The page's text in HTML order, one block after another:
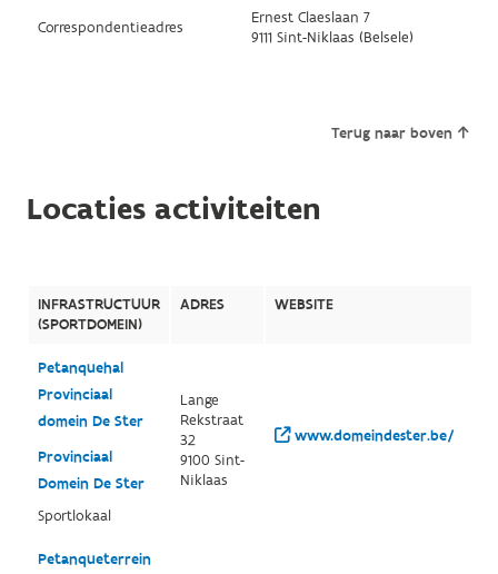
Correspondentieadres
Ernest Claeslaan 7
9111 Sint-Niklaas (Belsele)
Terug naar boven
Locaties activiteiten
INFRASTRUCTUUR
(SPORTDOMEIN)
ADRES WEBSITE
Petanquehal
Provinciaal
domein De Ster
Provinciaal
Domein De Ster
Sportlokaal
Lange
Rekstraat
32
9100 Sint-
Niklaas
www.domeindester.be/
Petanqueterrein